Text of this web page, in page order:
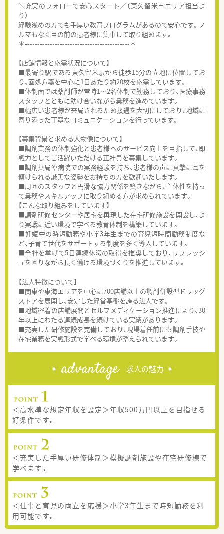
＼充実のフォローで安心スタート／（東久留米市エリア担当よ
り）
経験浅めの方でも手厚い教育プログラムがあるので安心です。ノ
ルマもなく目の前の患者様に集中して取り組めます。
＊------------------------------------------＊
【店舗情報と応需状況について】
■最寄り駅である東久留米駅から徒歩15分の立地に位置してお
り、面処方箋を中心に1日あたり約20枚を応需しています。
■体制面では薬剤師が常時1〜2名体制で勤務しており、医療事務
スタッフとともに助け合いながら業務を進めています。
■幅広い患者様が来局されるため接遇を大切にしており、地域に
寄り添った丁寧なコミュニケーションを行っています。
【募集背景と求める人物像について】
■調剤業務の体制強化と患者様へのサービス向上を目指して、即
戦力としてご活躍いただける正社員を募集しています。
■調剤薬局や病院での実務経験を持ち、患者様の声に真摯に耳を
傾けられる誠実な姿勢をお持ちの方を歓迎いたします。
■周囲のスタッフと円滑な協力関係を築きながら、主体性を持っ
て業務やスキルアップに取り組める方が求められています。
【こんな取り組みをしています】
■調剤研修センターや居宅を再現した在宅研修施設を開設し、よ
り実戦に近い環境で学べる教育体制を構築しています。
■妊娠中の時短勤務や小学3年生までの育児短時間勤務制度な
ど、子育て世代をサポートする制度を多く導入しています。
■全社を挙げて5日連続休暇の取得を推奨しており、リフレッシ
ュを図りながら長く働ける環境づくりを推進しています。
【法人特徴について】
■関東や東海エリアを中心に700店舗以上の調剤併設型ドラッグ
ストアを展開し、安定した経営基盤を誇る法人です。
■地域密着の店舗展開とセルフメディケーション推進により、30
年以上にわたる連続成長を続けている実績があります。
■充実した研修施設を完備しており、現場着任前にも調剤手技や
在宅業務を実戦形式で学べる環境が整えられています。
advantage 求人の魅力
＜高水準な想定年収を設定＞年収500万円以上を目指せる
好条件です。
＜充実した手厚い研修体制＞模擬調剤施設や在宅研修棟で
学べます。
＜仕事と育児の両立を応援＞小学3年生まで時短勤務を利
用可能です。